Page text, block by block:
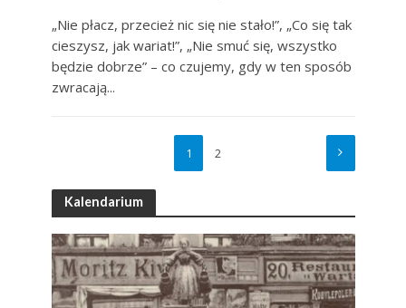
„Nie płacz, przecież nic się nie stało!”, „Co się tak
cieszysz, jak wariat!”, „Nie smuć się, wszystko
będzie dobrze” – co czujemy, gdy w ten sposób
zwracają...
1 2
Kalendarium